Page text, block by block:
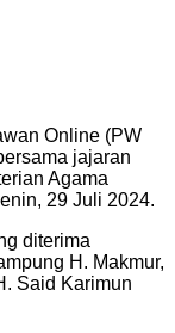
Online (PW
jajaran
Agama
29 Juli 2024.
diterima
H. Makmur,
Said Karimun